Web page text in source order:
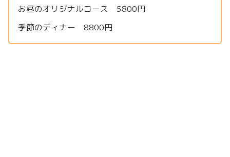
お昼のオリジナルコース 5800円
季節のディナー 8800円